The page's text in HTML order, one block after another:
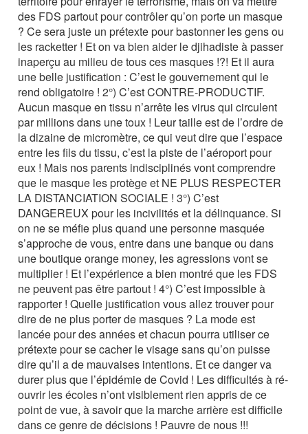
des FDS partout pour contrôler qu’on porte un masque
? Ce sera juste un prétexte pour bastonner les gens ou
les racketter ! Et on va bien aider le djihadiste à passer
inaperçu au milieu de tous ces masques !?! Et il aura
une belle justification : C’est le gouvernement qui le
rend obligatoire ! 2°) C’est CONTRE-PRODUCTIF.
Aucun masque en tissu n’arrête les virus qui circulent
par millions dans une toux ! Leur taille est de l’ordre de
la dizaine de micromètre, ce qui veut dire que l’espace
entre les fils du tissu, c’est la piste de l’aéroport pour
eux ! Mais nos parents indisciplinés vont comprendre
que le masque les protège et NE PLUS RESPECTER
LA DISTANCIATION SOCIALE ! 3°) C’est
DANGEREUX pour les incivilités et la délinquance. Si
on ne se méfie plus quand une personne masquée
s’approche de vous, entre dans une banque ou dans
une boutique orange money, les agressions vont se
multiplier ! Et l’expérience a bien montré que les FDS
ne peuvent pas être partout ! 4°) C’est impossible à
rapporter ! Quelle justification vous allez trouver pour
dire de ne plus porter de masques ? La mode est
lancée pour des années et chacun pourra utiliser ce
prétexte pour se cacher le visage sans qu’on puisse
dire qu’il a de mauvaises intentions. Et ce danger va
durer plus que l’épidémie de Covid ! Les difficultés à ré-
ouvrir les écoles n’ont visiblement rien appris de ce
point de vue, à savoir que la marche arrière est difficile
dans ce genre de décisions ! Pauvre de nous !!!